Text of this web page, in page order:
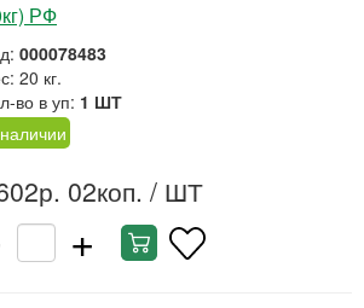
РФ
000078483
20 кг.
во в уп: 1 ШТ
02коп. / ШТ
+